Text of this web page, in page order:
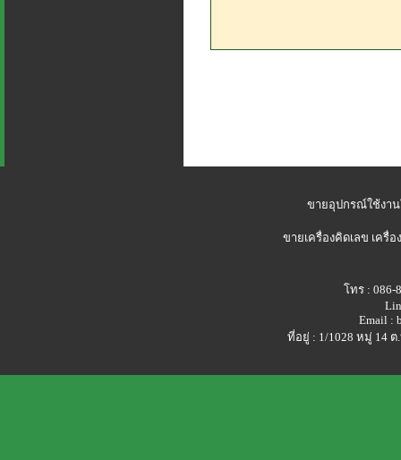
ขายอุปกรณ์ใช้งา
ขายเครื่องคิดเลข เครื่
โทร : 086-
Email :
ที่อยู่ : 1/1028 หมู่ 14 ต.